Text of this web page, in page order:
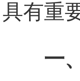
具有重
一